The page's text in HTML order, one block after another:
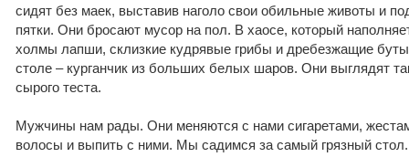
сидят без маек, выставив наголо свои обильные животы и
пятки. Они бросают мусор на пол. В хаосе, который
холмы лапши, склизкие кудрявые грибы и дребезжащие
столе – курганчик из больших белых шаров. Они выглядят
сырого теста.
Мужчины нам рады. Они меняются с нами сигаретами,
волосы и выпить с ними. Мы садимся за самый грязный стол.